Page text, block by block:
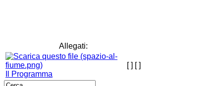
Allegati:
Il Programma
[ ] [ ]